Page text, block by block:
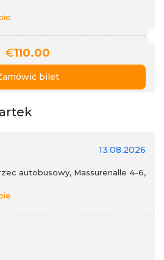
€110.00
bilet
13.08.2026
autobusowy, Massurenalle 4-6,